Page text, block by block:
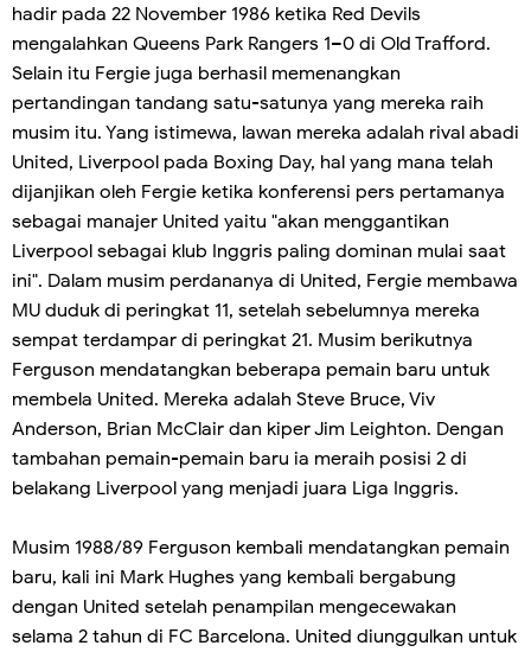
hadir pada 22 November 1986 ketika Red Devils
mengalahkan Queens Park Rangers 1–0 di Old Trafford.
Selain itu Fergie juga berhasil memenangkan
pertandingan tandang satu-satunya yang mereka raih
musim itu. Yang istimewa, lawan mereka adalah rival abadi
United, Liverpool pada Boxing Day, hal yang mana telah
dijanjikan oleh Fergie ketika konferensi pers pertamanya
sebagai manajer United yaitu "akan menggantikan
Liverpool sebagai klub Inggris paling dominan mulai saat
ini". Dalam musim perdananya di United, Fergie membawa
MU duduk di peringkat 11, setelah sebelumnya mereka
sempat terdampar di peringkat 21. Musim berikutnya
Ferguson mendatangkan beberapa pemain baru untuk
membela United. Mereka adalah Steve Bruce, Viv
Anderson, Brian McClair dan kiper Jim Leighton. Dengan
tambahan pemain-pemain baru ia meraih posisi 2 di
belakang Liverpool yang menjadi juara Liga Inggris.
Musim 1988/89 Ferguson kembali mendatangkan pemain
baru, kali ini Mark Hughes yang kembali bergabung
dengan United setelah penampilan mengecewakan
selama 2 tahun di FC Barcelona. United diunggulkan untuk